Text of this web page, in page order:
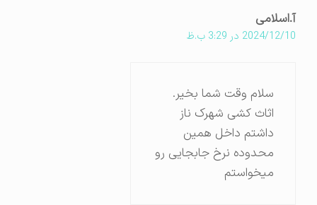
آ.اسلامی
2024/12/10 در 3:29 ب.ظ
سلام وقت شما بخیر.
اثاث کشی شهرک ناز
داشتم داخل همین
محدوده نرخ جابجایی رو
میخواستم